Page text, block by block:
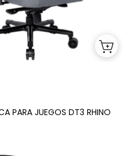
PARA JUEGOS DT3 RHINO